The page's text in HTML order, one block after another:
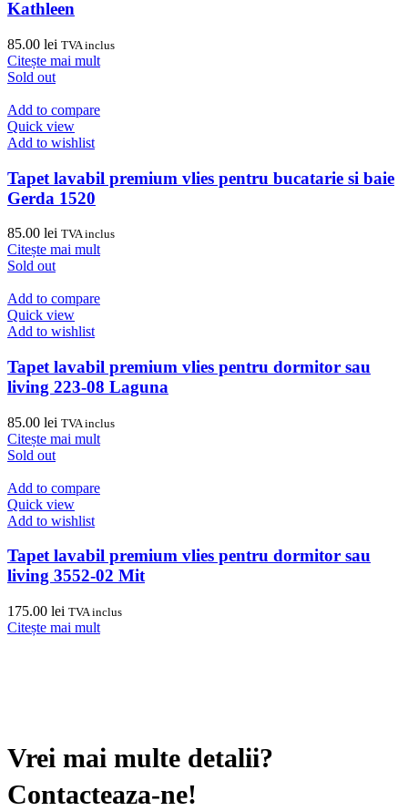
Kathleen
85.00 lei TVA inclus
Citește mai mult
Sold out
Add to compare
Quick view
Add to wishlist
Tapet lavabil premium vlies pentru bucatarie si baie
Gerda 1520
85.00 lei TVA inclus
Citește mai mult
Sold out
Add to compare
Quick view
Add to wishlist
Tapet lavabil premium vlies pentru dormitor sau
living 223-08 Laguna
85.00 lei TVA inclus
Citește mai mult
Sold out
Add to compare
Quick view
Add to wishlist
Tapet lavabil premium vlies pentru dormitor sau
living 3552-02 Mit
175.00 lei TVA inclus
Citește mai mult
Vrei mai multe detalii?
Contacteaza-ne!